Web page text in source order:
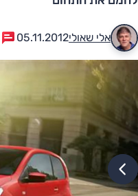
אלי שאולי05.11.2012